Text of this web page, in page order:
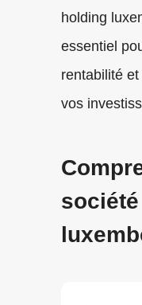
holding
essentiel
rentabilité
vos